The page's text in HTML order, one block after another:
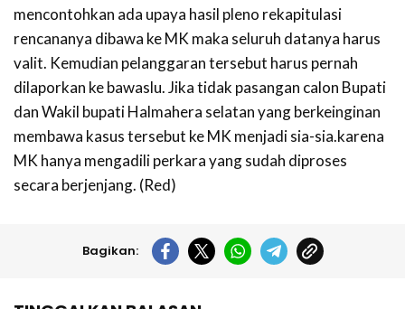
mencontohkan ada upaya hasil pleno rekapitulasi
rencananya dibawa ke MK maka seluruh datanya harus
valit. Kemudian pelanggaran tersebut harus pernah
dilaporkan ke bawaslu. Jika tidak pasangan calon Bupati
dan Wakil bupati Halmahera selatan yang berkeinginan
membawa kasus tersebut ke MK menjadi sia-sia.karena
MK hanya mengadili perkara yang sudah diproses
secara berjenjang. (Red)
Bagikan: